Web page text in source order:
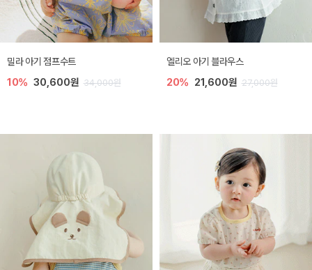
밀라 아기 점프수트
10% 30,600원 34,000원
엘리오 아기 블라우스
20% 21,600원 27,000원